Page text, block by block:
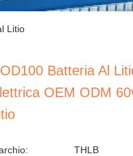
Litio
Batteria Al
OEM ODM
THLB